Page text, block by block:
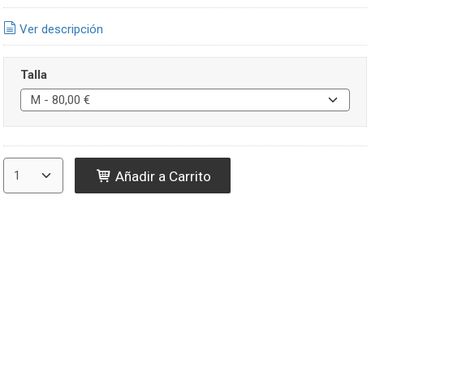
Ver descripción
Talla
Añadir a Carrito